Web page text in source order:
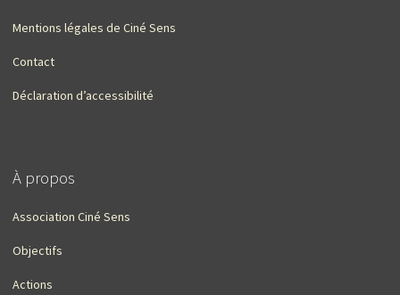
Mentions légales de Ciné Sens
Contact
Déclaration d’accessibilité
À propos
Association Ciné Sens
Objectifs
Actions